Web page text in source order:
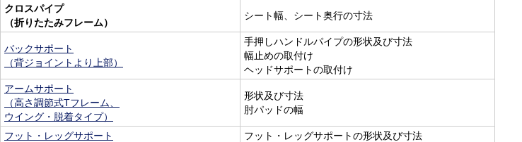
クロスパイプ
（折りたたみフレーム）
シート幅、シート奥行の寸法
バックサポート
（背ジョイントより上部）
手押しハンドルパイプの形状及び寸法
幅止めの取付け
ヘッドサポートの取付け
アームサポート
（高さ調節式Tフレーム、
ウイング・脱着タイプ）
形状及び寸法
肘パッドの幅
フット・レッグサポート
フット・レッグサポートの形状及び寸法